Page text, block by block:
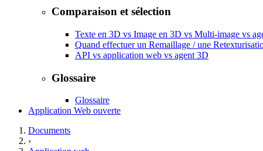
Comparaison et sélection
Texte en 3D vs Image en 3D vs Multi-image vs
Quand effectuer un Remaillage / une
API vs application web vs agent 3D
Glossaire
Glossaire
Application Web ouverte
Documents
›